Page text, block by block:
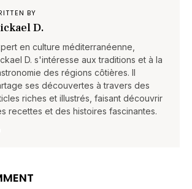
BY
D.
en culture méditerranéenne,
D. s'intéresse aux traditions et à la
des régions côtières. Il
ses découvertes à travers des
riches et illustrés, faisant découvrir
recettes et des histoires fascinantes.